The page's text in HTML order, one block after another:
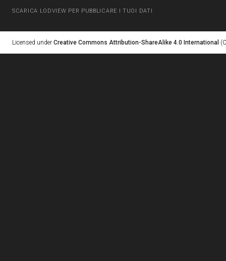
SCARICA LODVIEW PER PUBBLICARE I TUOI DATI
Licensed under Creative Commons Attribution-ShareAlike 4.0 International